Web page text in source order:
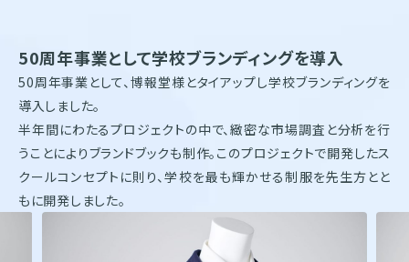
〒102－8115
東京都千代田区飯田橋二丁目10－10
TEL：03-5226-1333
Copyright(C)2025 Onward Corporate Design CO., Ltd.
個人情報保護方針
電子公告（2024年3月28日以前）
50周年事業として学校ブランディングを導入
50周年事業として、博報堂様とタイアップし学校ブランディングを
導入しました。
半年間にわたるプロジェクトの中で、緻密な市場調査と分析を行
うことによりブランドブックも制作。このプロジェクトで開発したス
クールコンセプトに則り、学校を最も輝かせる制服を先生方とと
もに開発しました。